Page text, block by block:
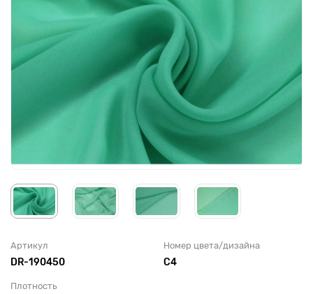
Артикул
DR-190450
Номер цвета/дизайна
С4
Плотность